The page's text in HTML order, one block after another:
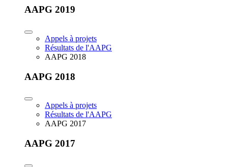
AAPG 2019
Appels à projets
Résultats de l'AAPG
AAPG 2018
AAPG 2018
Appels à projets
Résultats de l'AAPG
AAPG 2017
AAPG 2017